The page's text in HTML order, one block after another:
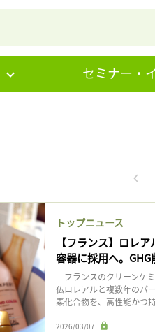
セミナー・
トップニュース
【フランス】ロレ
容器に採用へ。GHG
フランスのクリーンケ
仏ロレアルと複数年のパ
素化合物を、高性能かつ
2026/03/07